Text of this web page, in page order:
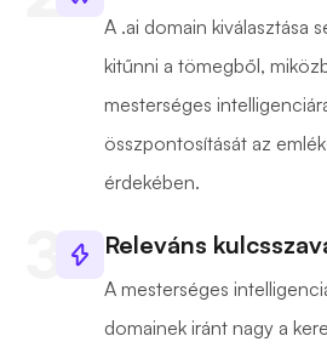
A .ai domain kiválasztása
kitűnni a tömegből,
mesterséges
összpontosítását az
érdekében.
Releváns
A mesterséges
domainek iránt nagy a